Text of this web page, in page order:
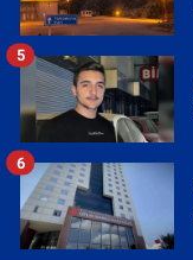
5
6